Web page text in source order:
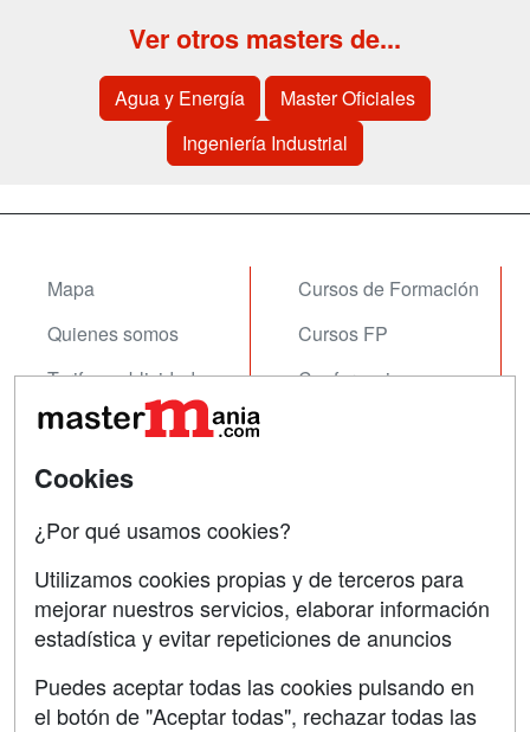
Ver otros masters de...
Agua y Energía
Master Oficiales
Ingeniería Industrial
Mapa
Quienes somos
Tarifas publicidad
Acceso Usuarios
Acceso Centros
Cursos de Formación
Cursos FP
Conferencias
Contactar
Confidencialidad
Aviso legal
Copyleft
Cookies
¿Por qué usamos cookies?
Utilizamos cookies propias y de terceros para
mejorar nuestros servicios, elaborar información
estadística y evitar repeticiones de anuncios
Puedes aceptar todas las cookies pulsando en
el botón de "Aceptar todas", rechazar todas las